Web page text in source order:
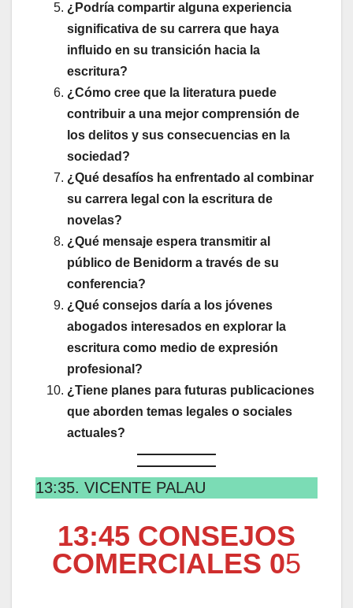
¿Podría compartir alguna experiencia
significativa de su carrera que haya
influido en su transición hacia la
escritura?
¿Cómo cree que la literatura puede
contribuir a una mejor comprensión de
los delitos y sus consecuencias en la
sociedad?
¿Qué desafíos ha enfrentado al combinar
su carrera legal con la escritura de
novelas?
¿Qué mensaje espera transmitir al
público de Benidorm a través de su
conferencia?
¿Qué consejos daría a los jóvenes
abogados interesados en explorar la
escritura como medio de expresión
profesional?
¿Tiene planes para futuras publicaciones
que aborden temas legales o sociales
actuales?
13:35. VICENTE PALAU
13:45 CONSEJOS
COMERCIALES 05